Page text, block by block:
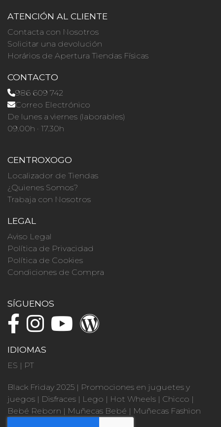
ATENCIÓN AL CLIENTE
Contacta con Nosotros
Solicitar una devolución
Horários de Apertura Tiendas Físicas
CONTACTO
986 609 742
Correo Electrónico
De lunes a viernes (laborables)
09.00h · 17.30h
CENTROXOGO
Localizador de Tiendas
¿Quienes Somos?
Trabaja con Nosotros
LEGAL
Aviso Legal
Política de Privacidad
Política de Cookies
Condiciones de Compra
SÍGUENOS
IDIOMAS
ES | PT
Black Friday 2025 | Promociones en juguetes y
juegos | Disfraces | Lego | Hot Wheels | Chicco |
Bebé Reborn | Muñecas Bebé | Muñecas Fashion